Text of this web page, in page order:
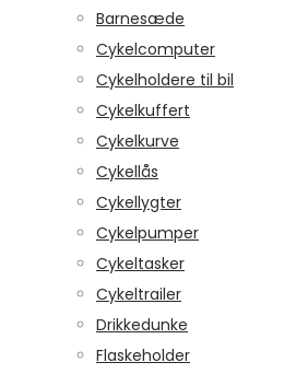
Barnesæde
Cykelcomputer
Cykelholdere til bil
Cykelkuffert
Cykelkurve
Cykellås
Cykellygter
Cykelpumper
Cykeltasker
Cykeltrailer
Drikkedunke
Flaskeholder